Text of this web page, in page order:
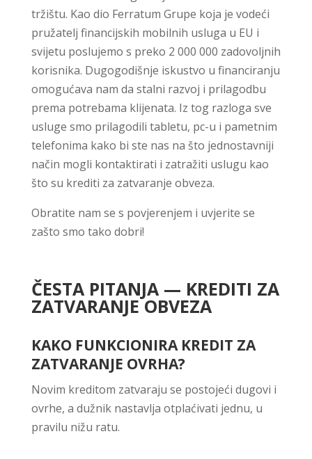
tržištu. Kao dio Ferratum Grupe koja je vodeći
pružatelj financijskih mobilnih usluga u EU i
svijetu poslujemo s preko 2 000 000 zadovoljnih
korisnika. Dugogodišnje iskustvo u financiranju
omogućava nam da stalni razvoj i prilagodbu
prema potrebama klijenata. Iz tog razloga sve
usluge smo prilagodili tabletu, pc-u i pametnim
telefonima kako bi ste nas na što jednostavniji
način mogli kontaktirati i zatražiti uslugu kao
što su krediti za zatvaranje obveza.
Obratite nam se s povjerenjem i uvjerite se
zašto smo tako dobri!
ČESTA PITANJA — KREDITI ZA
ZATVARANJE OBVEZA
KAKO FUNKCIONIRA KREDIT ZA
ZATVARANJE OVRHA?
Novim kreditom zatvaraju se postojeći dugovi i
ovrhe, a dužnik nastavlja otplaćivati jednu, u
pravilu nižu ratu.